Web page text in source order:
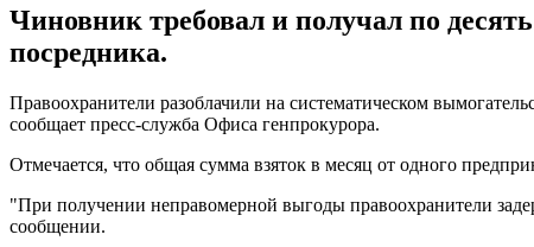
Чиновник требовал и получал по
посредника.
Правоохранители разоблачили на систематическом
сообщает пресс-служба Офиса генпрокурора.
Отмечается, что общая сумма взяток в месяц от одного
"При получении неправомерной выгоды правоохранители
сообщении.